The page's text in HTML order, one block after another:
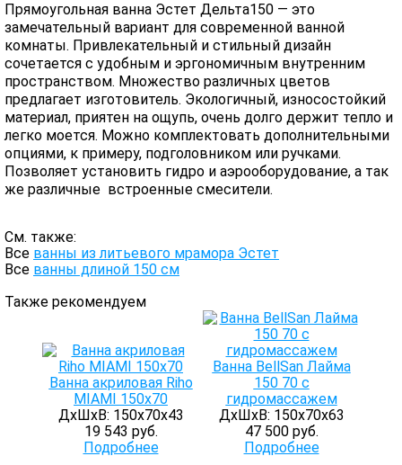
Прямоугольная ванна Эстет Дельта150 — это
замечательный вариант для современной ванной
комнаты. Привлекательный и стильный дизайн
сочетается с удобным и эргономичным внутренним
пространством. Множество различных цветов
предлагает изготовитель. Экологичный, износостойкий
материал, приятен на ощупь, очень долго держит тепло и
легко моется. Можно комплектовать дополнительными
опциями, к примеру, подголовником или ручками.
Позволяет установить гидро и аэрооборудование, а так
же различные встроенные смесители.
См. также:
Все ванны из литьевого мрамора Эстет
Все ванны длиной 150 см
Также рекомендуем
Ванна акриловая Riho
MIAMI 150x70
ДхШхВ: 150х70х43
19 543 руб.
Подробнее
Ванна BellSan Лайма
150 70 с
гидромассажем
ДхШхВ: 150х70х63
47 500 руб.
Подробнее